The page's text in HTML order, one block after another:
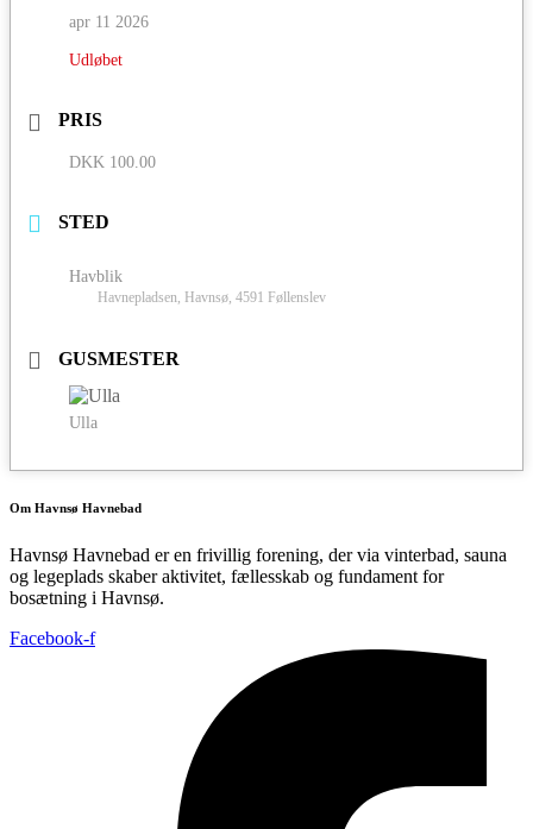
apr 11 2026
Udløbet
PRIS
DKK 100.00
STED
Havblik
Havnepladsen, Havnsø, 4591 Føllenslev
GUSMESTER
Ulla
Om Havnsø Havnebad
Havnsø Havnebad er en frivillig forening, der via vinterbad, sauna
og legeplads skaber aktivitet, fællesskab og fundament for
bosætning i Havnsø.
Facebook-f